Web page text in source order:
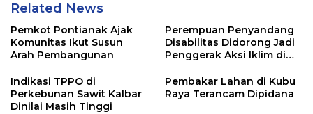
Related News
Pemkot Pontianak Ajak
Komunitas Ikut Susun
Arah Pembangunan
Perempuan Penyandang
Disabilitas Didorong Jadi
Penggerak Aksi Iklim di
Indikasi TPPO di
Perkebunan Sawit Kalbar
Dinilai Masih Tinggi
Pembakar Lahan di Kubu
Raya Terancam Dipidana